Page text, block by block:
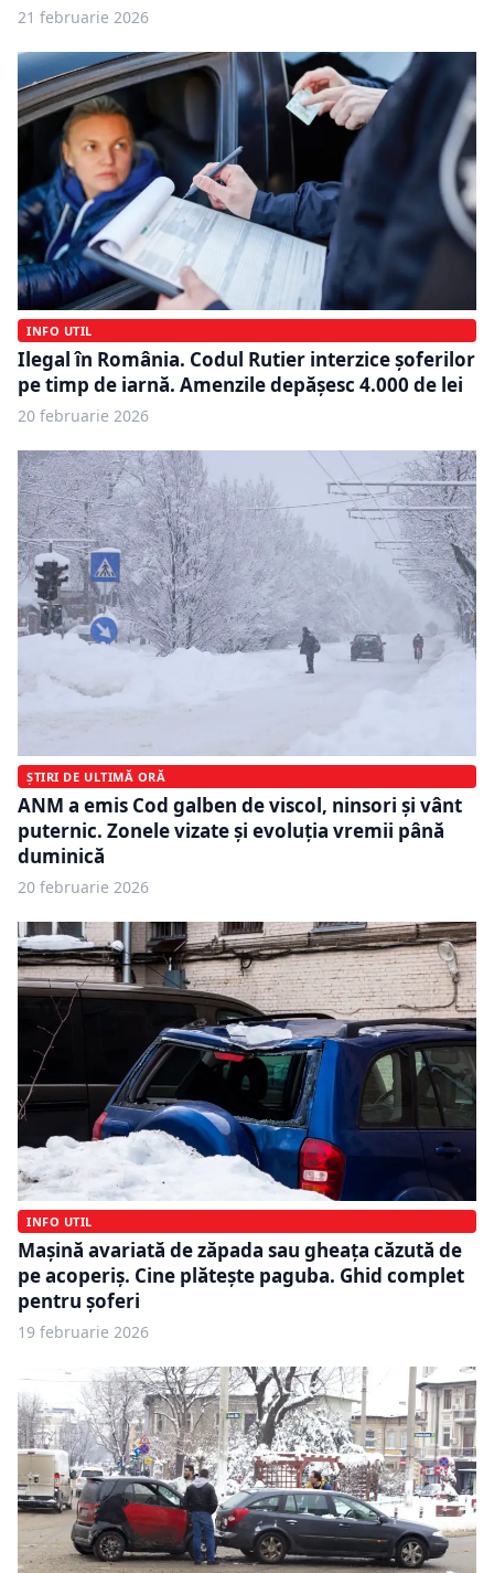
21 februarie 2026
INFO UTIL
Ilegal în România. Codul Rutier interzice șoferilor
pe timp de iarnă. Amenzile depășesc 4.000 de lei
20 februarie 2026
ȘTIRI DE ULTIMĂ ORĂ
ANM a emis Cod galben de viscol, ninsori și vânt
puternic. Zonele vizate și evoluția vremii până
duminică
20 februarie 2026
INFO UTIL
Mașină avariată de zăpada sau gheața căzută de
pe acoperiș. Cine plătește paguba. Ghid complet
pentru șoferi
19 februarie 2026